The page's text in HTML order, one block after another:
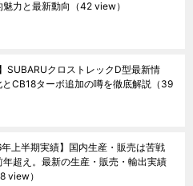
力と最新動向 （42 view）
SUBARUクロストレックD型最新情
CB18ターボ追加の噂を徹底解説 （39
年上半期実績】国内生産・販売は苦戦
年超え。最新の生産・販売・輸出実績
view）